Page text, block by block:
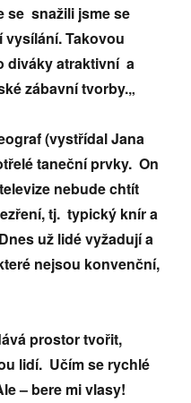
se snažili jsme se
vysílání. Takovou
diváky atraktivní a
zábavní tvorby.„
(vystřídal Jana
taneční prvky. On
nebude chtít
tj. typický knír a
už lidé vyžadují a
nejsou konvenční,
prostor tvořit,
lidí. Učím se rychlé
– bere mi vlasy!